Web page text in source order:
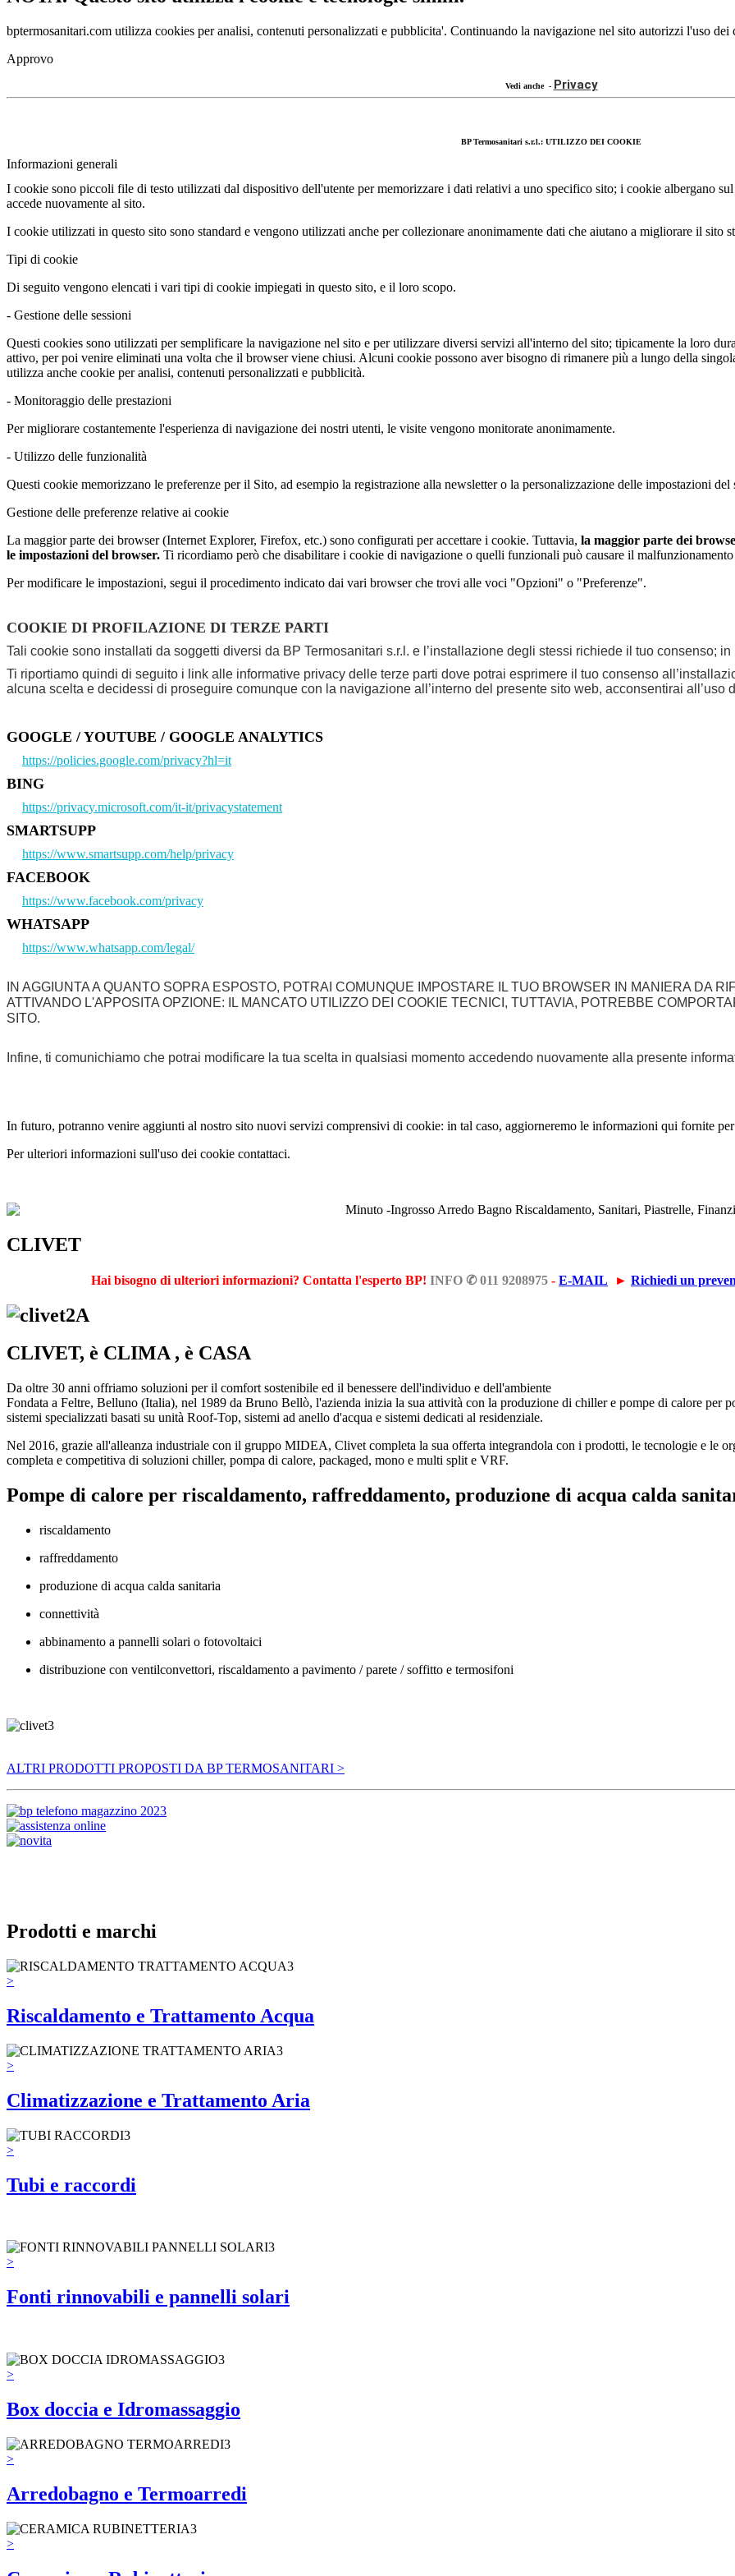
bptermosanitari.com utilizza cookies per analisi, contenuti personalizzati e pubblicita'. Continuando la navigazione nel sito autorizzi l'uso
Approvo
Vedi anche - Privacy
BP Termosanitari s.r.l.: UTILIZZO DEI COOKIE
Informazioni generali
I cookie sono piccoli file di testo utilizzati dal dispositivo dell'utente per memorizzare i dati relativi a uno specifico sito; i cookie albergano
accede nuovamente al sito.
I cookie utilizzati in questo sito sono standard e vengono utilizzati anche per collezionare anonimamente dati che aiutano a migliorare il sito
Tipi di cookie
Di seguito vengono elencati i vari tipi di cookie impiegati in questo sito, e il loro scopo.
- Gestione delle sessioni
Questi cookies sono utilizzati per semplificare la navigazione nel sito e per utilizzare diversi servizi all'interno del sito; tipicamente la loro
attivo, per poi venire eliminati una volta che il browser viene chiusi. Alcuni cookie possono aver bisogno di rimanere più a lungo della
utilizza anche cookie per analisi, contenuti personalizzati e pubblicità.
- Monitoraggio delle prestazioni
Per migliorare costantemente l'esperienza di navigazione dei nostri utenti, le visite vengono monitorate anonimamente.
- Utilizzo delle funzionalità
Questi cookie memorizzano le preferenze per il Sito, ad esempio la registrazione alla newsletter o la personalizzazione delle impostazioni
Gestione delle preferenze relative ai cookie
La maggior parte dei browser (Internet Explorer, Firefox, etc.) sono configurati per accettare i cookie. Tuttavia, la maggior parte dei
le impostazioni del browser. Ti ricordiamo però che disabilitare i cookie di navigazione o quelli funzionali può causare il
Per modificare le impostazioni, segui il procedimento indicato dai vari browser che trovi alle voci "Opzioni" o "Preferenze".
COOKIE DI PROFILAZIONE DI TERZE PARTI
Tali cookie sono installati da soggetti diversi da BP Termosanitari s.r.l. e l’installazione degli stessi richiede il tuo consenso;
Ti riportiamo quindi di seguito i link alle informative privacy delle terze parti dove potrai esprimere il tuo consenso
alcuna scelta e decidessi di proseguire comunque con la navigazione all’interno del presente sito web, acconsentirai all’uso
GOOGLE / YOUTUBE / GOOGLE ANALYTICS
https://policies.google.com/privacy?hl=it
BING
https://privacy.microsoft.com/it-it/privacystatement
SMARTSUPP
https://www.smartsupp.com/help/privacy
FACEBOOK
https://www.facebook.com/privacy
WHATSAPP
https://www.whatsapp.com/legal/
IN AGGIUNTA A QUANTO SOPRA ESPOSTO, POTRAI COMUNQUE IMPOSTARE IL TUO BROWSER IN MANIERA DA
ATTIVANDO L'APPOSITA OPZIONE: IL MANCATO UTILIZZO DEI COOKIE TECNICI, TUTTAVIA, POTREBBE
SITO.
Infine, ti comunichiamo che potrai modificare la tua scelta in qualsiasi momento accedendo nuovamente alla presente
In futuro, potranno venire aggiunti al nostro sito nuovi servizi comprensivi di cookie: in tal caso, aggiorneremo le informazioni qui fornite
Per ulteriori informazioni sull'uso dei cookie contattaci.
CLIVET
Hai bisogno di ulteriori informazioni? Contatta l'esperto BP! INFO ✆ 011 9208975 - E-MAIL ► Richiedi un
CLIVET, è CLIMA , è CASA
Da oltre 30 anni offriamo soluzioni per il comfort sostenibile ed il benessere dell'individuo e dell'ambiente
Fondata a Feltre, Belluno (Italia), nel 1989 da Bruno Bellò, l'azienda inizia la sua attività con la produzione di chiller e pompe di calore per
sistemi specializzati basati su unità Roof-Top, sistemi ad anello d'acqua e sistemi dedicati al residenziale.
Nel 2016, grazie all'alleanza industriale con il gruppo MIDEA, Clivet completa la sua offerta integrandola con i prodotti, le tecnologie e le
completa e competitiva di soluzioni chiller, pompa di calore, packaged, mono e multi split e VRF.
Pompe di calore per riscaldamento, raffreddamento, produzione di acqua calda
riscaldamento
raffreddamento
produzione di acqua calda sanitaria
connettività
abbinamento a pannelli solari o fotovoltaici
distribuzione con ventilconvettori, riscaldamento a pavimento / parete / soffitto e termosifoni
ALTRI PRODOTTI PROPOSTI DA BP TERMOSANITARI >
Prodotti e marchi
>
Riscaldamento e Trattamento Acqua
>
Climatizzazione e Trattamento Aria
>
Tubi e raccordi
>
Fonti rinnovabili e pannelli solari
>
Box doccia e Idromassaggio
>
Arredobagno e Termoarredi
>